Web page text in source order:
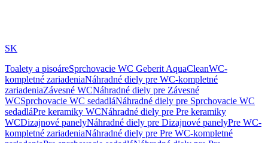
SK
Toalety a pisoáreSprchovacie WC Geberit AquaCleanWC-
kompletné zariadeniaNáhradné diely pre WC-kompletné
zariadeniaZávesné WCNáhradné diely pre Závesné
WCSprchovacie WC sedadláNáhradné diely pre Sprchovacie WC
sedadláPre keramiky WCNáhradné diely pre Pre keramiky
WCDizajnové panelyNáhradné diely pre Dizajnové panelyPre WC-
kompletné zariadeniaNáhradné diely pre Pre WC-kompletné